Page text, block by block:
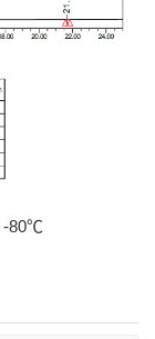
-80℃